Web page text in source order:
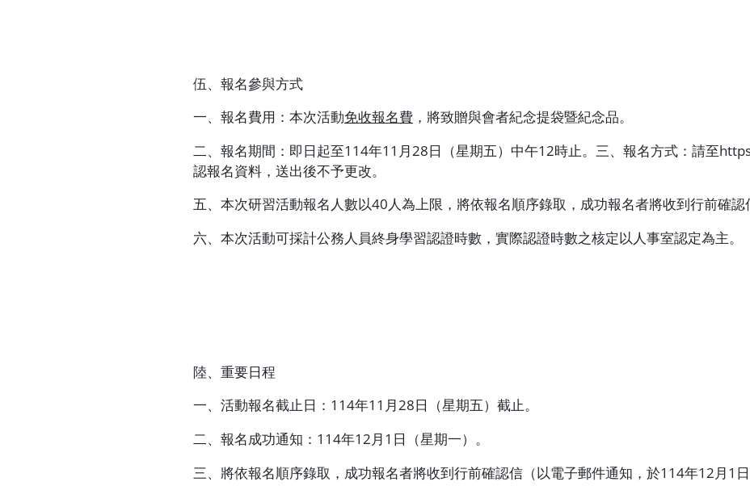
伍、報名參與方式
一、報名費用：本次活動免收報名費 ，將致贈與會者紀念提袋暨紀念品。
二、報名期間：即日起至114年11 月28日（星期五）中午12時止。三、報名方式：請至
認報名資料，送出後不予更改。
五、本次研習活動報名人數以40人為上限，將依報名順序錄取，成功報名者將收到行前確
六、本次活動可採計公務人員終身學習認證時數，實際認證時數之核定以人事室認定為主。
陸、重要日程
一、活動報名截止日： 114年11 月28日（星期五）截止。
二、報名成功通知： 114年12月1 日（星期一）。
三、將依報名順序錄取，成功報名者將收到行前確認信（以電子郵件通知，於114年12月1